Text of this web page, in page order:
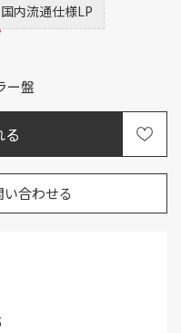
内流通仕様LP
ー盤
合わせる